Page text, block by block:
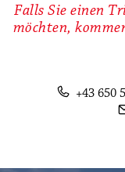
Falls Sie einen
möchten,
phone +43 650